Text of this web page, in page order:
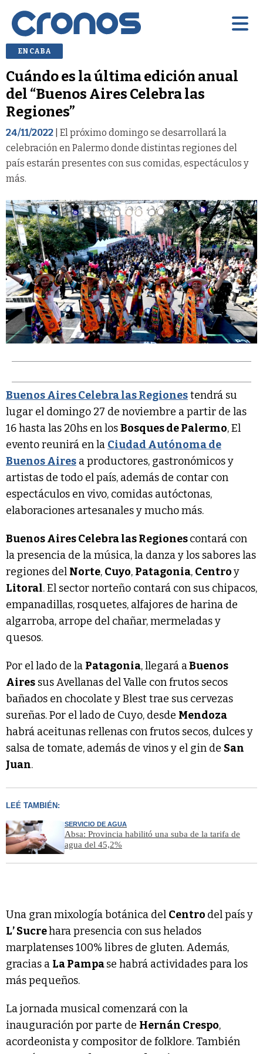
EN CABA
Cuándo es la última edición anual
del “Buenos Aires Celebra las
Regiones”
24/11/2022 | El próximo domingo se desarrollará la
celebración en Palermo donde distintas regiones del
país estarán presentes con sus comidas, espectáculos y
más.
Buenos Aires Celebra las Regionestendrá su
lugar el domingo 27 de noviembre a partir de las
16 hasta las 20hs en losBosques de Palermo, El
evento reunirá en la Ciudad Autónoma de
Buenos Aires a productores, gastronómicos y
artistas de todo el país, además de contar con
espectáculos en vivo, comidas autóctonas,
elaboraciones artesanales y mucho más.
Buenos Aires Celebra las Regionescontará con
la presencia de la música, la danza y los sabores las
regiones del Norte, Cuyo, Patagonia, Centroy
Litoral. El sector norteño contará con sus chipacos,
empanadillas, rosquetes, alfajores de harina de
algarroba, arrope del chañar, mermeladas y
quesos.
Por el lado de la Patagonia, llegará aBuenos
Aires sus Avellanas del Valle con frutos secos
bañados en chocolate y Blest trae sus cervezas
sureñas. Por el lado de Cuyo, desde Mendoza
habrá aceitunas rellenas con frutos secos, dulces y
salsa de tomate, además de vinos y el gin de San
Juan.
LEÉ TAMBIÉN:
SERVICIO DE AGUA
Absa: Provincia habilitó una suba de la tarifa de
agua del 45,2%
Una gran mixología botánica del Centro del país y
L’ Sucrehara presencia con sus helados
marplatenses 100% libres de gluten. Además,
gracias a La Pampase habrá actividades para los
más pequeños.
La jornada musical comenzará con la
inauguración por parte de Hernán Crespo,
acordeonista y compositor de folklore. También